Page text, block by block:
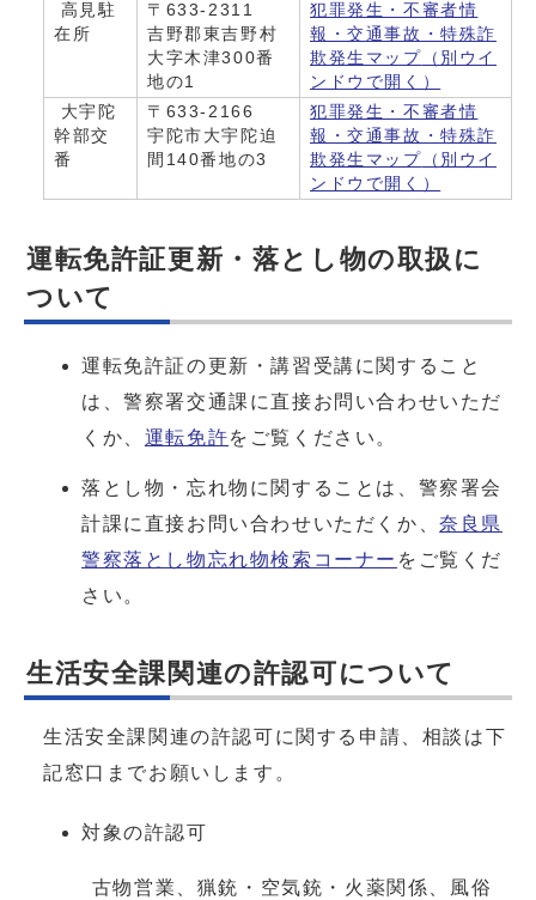
高見駐
在所
〒633-2311
吉野郡東吉野村
大字木津300番
地の1
犯罪発生・不審者情
報・交通事故・特殊詐
欺発生マップ
（別ウイ
ンドウで開く）
大宇陀
幹部交
番
〒633-2166
宇陀市大宇陀迫
間140番地の3
犯罪発生・不審者情
報・交通事故・特殊詐
欺発生マップ
（別ウイ
ンドウで開く）
運転免許証更新・落とし物の取扱に
ついて
運転免許証の更新・講習受講に関すること
は、警察署交通課に直接お問い合わせいただ
くか、 運転免許をご覧ください。
落とし物・忘れ物に関することは、警察署会
計課に直接お問い合わせいただくか、奈良県
警察落とし物忘れ物検索コーナー をご覧くだ
さい。
生活安全課関連の許認可について
生活安全課関連の許認可に関する申請、相談は下
記窓口までお願いします。
対象の許認可
古物営業、猟銃・空気銃・火薬関係、風俗